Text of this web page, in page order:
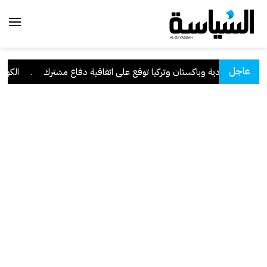
عاجل
السعودية وباكستان وتركيا توقع على اتفاقية دفاع مشترك